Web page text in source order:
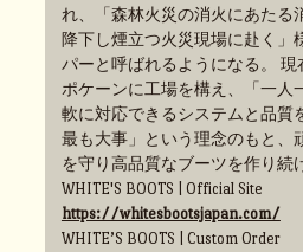
れ、「森林火災の消火にあたる
降下し煙立つ火災現場に赴く」
パーと呼ばれるようになる。 現
ポケーンに工場を構え、「一人
軟に対応できるシステムと品質
最も大事」という理念のもと、
を守り高品質なブーツを作り続
WHITE'S BOOTS | Official Site
https://whitesbootsjapan.com/
WHITE’S BOOTS | Custom Order